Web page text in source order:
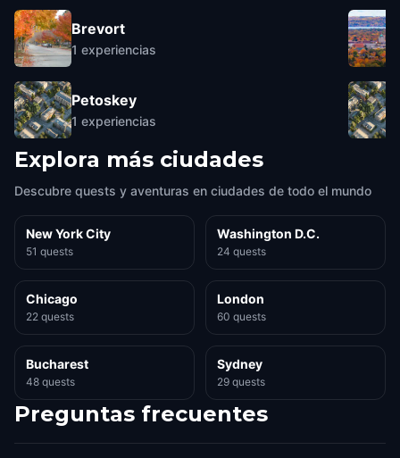
Brevort
1 experiencias
Petoskey
1 experiencias
Explora más ciudades
Descubre quests y aventuras en ciudades de todo el mundo
New York City
51 quests
Washington D.C.
24 quests
Chicago
22 quests
London
60 quests
Bucharest
48 quests
Sydney
29 quests
Preguntas frecuentes